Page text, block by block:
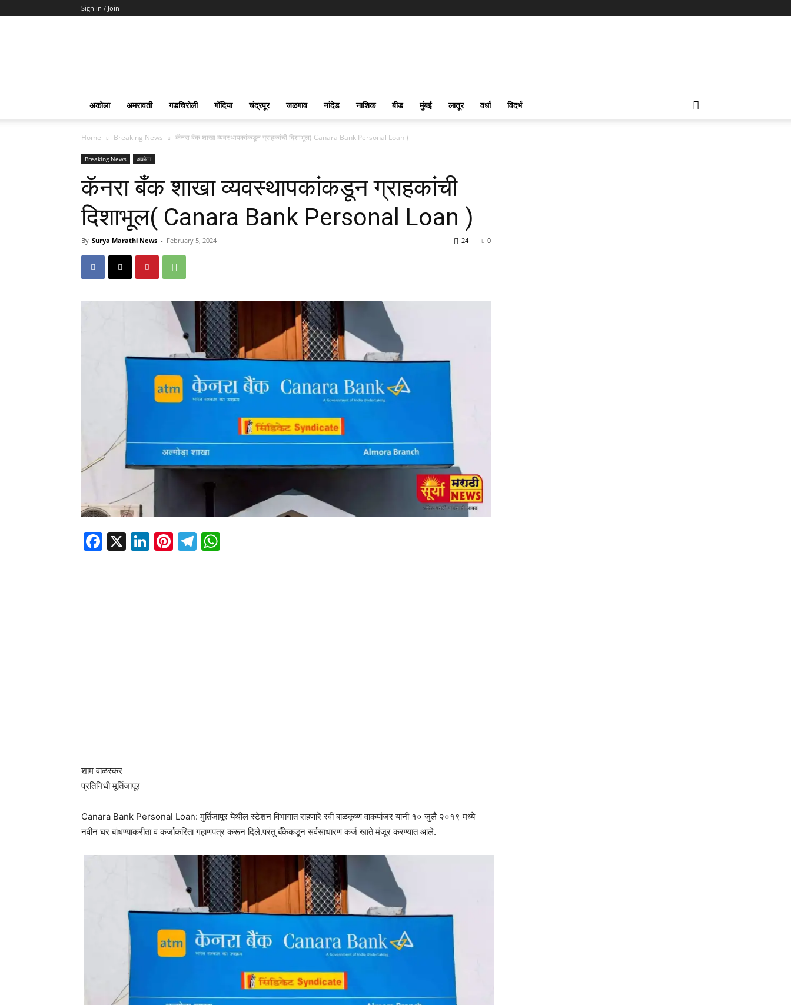
Sign in / Join
अकोला अमरावती गडचिरोली गोंदिया चंद्रपूर जळगाव नांदेड नाशिक बीड मुंबई लातूर वर्धा विदर्भ
Home Breaking News कॅनरा बँक शाखा व्यवस्थापकांकडून ग्राहकांची दिशाभूल( Canara Bank Personal Loan )
Breaking News अकोला
कॅनरा बँक शाखा व्यवस्थापकांकडून ग्राहकांची
दिशाभूल( Canara Bank Personal Loan )
By Surya Marathi News - February 5, 2024 0
24
Facebook
X LinkedIn
Pinterest
Telegram
शाम वाळस्कर
प्रतिनिधी मूर्तिजापूर
Canara Bank Personal Loan: मुर्तिजापूर येथील स्टेशन विभागात राहणारे रवी बाळकृष्ण वाकपांजर यांनी १० जुलै २०१९ मध्ये
नवीन घर बांधण्याकरीता व कर्जाकरिता गहाणपत्र करून दिले.परंतु बँकेकडून सर्वसाधारण कर्ज खाते मंजूर करण्यात आले.